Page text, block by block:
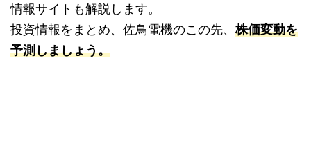
情報サイトも解説します。
投資情報をまとめ、佐鳥電機のこの先、株価変動を
予測しましょう。